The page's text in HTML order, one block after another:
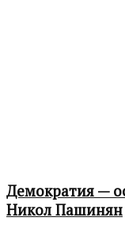
Демократия —
Никол Пашинян